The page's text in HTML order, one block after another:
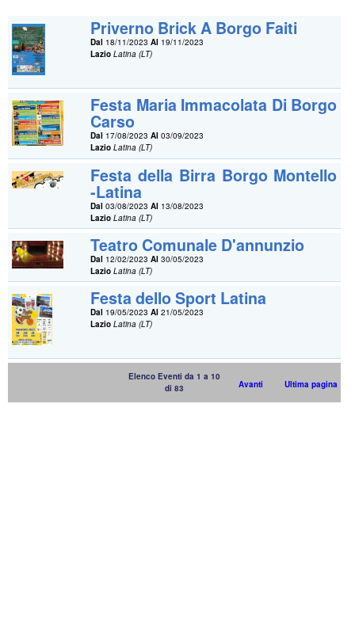
Priverno Brick A Borgo Faiti
Dal 18/11/2023Al 19/11/2023
Lazio Latina (LT)
Festa Maria Immacolata Di Borgo
Carso
Dal 17/08/2023Al 03/09/2023
Lazio Latina (LT)
Festa della Birra Borgo Montello
-Latina
Dal 03/08/2023Al 13/08/2023
Lazio Latina (LT)
Teatro Comunale D'annunzio
Dal 12/02/2023Al 30/05/2023
Lazio Latina (LT)
Festa dello Sport Latina
Dal 19/05/2023Al 21/05/2023
Lazio Latina (LT)
Elenco Eventi da 1 a 10
di 83
Avanti Ultima pagina